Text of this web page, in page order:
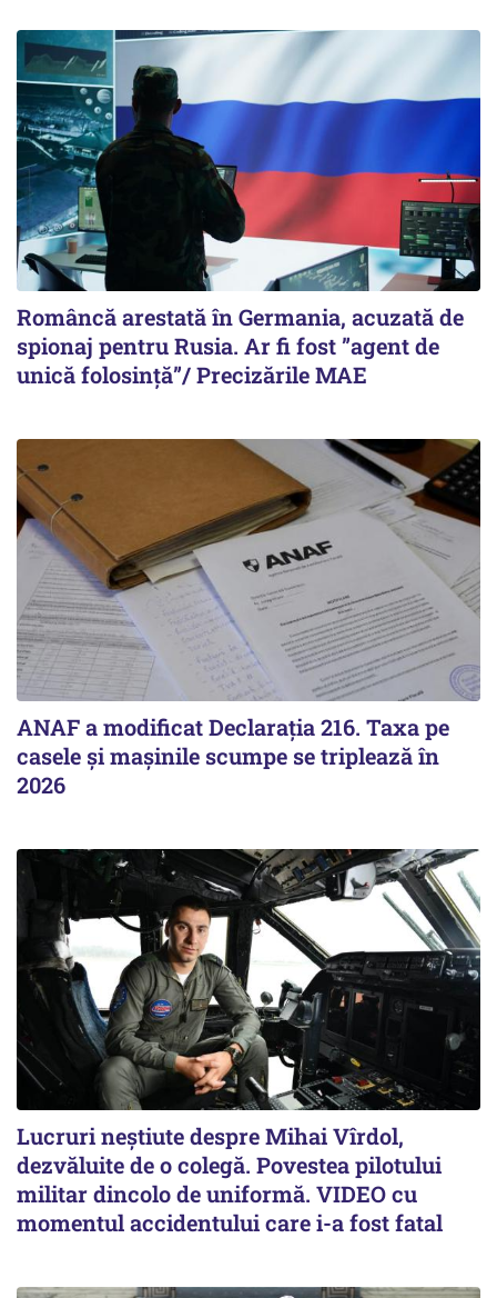
Româncă arestată în Germania, acuzată de
spionaj pentru Rusia. Ar fi fost ”agent de
unică folosință”/ Precizările MAE
ANAF a modificat Declarația 216. Taxa pe
casele și mașinile scumpe se triplează în
2026
Lucruri neștiute despre Mihai Vîrdol,
dezvăluite de o colegă. Povestea pilotului
militar dincolo de uniformă. VIDEO cu
momentul accidentului care i-a fost fatal